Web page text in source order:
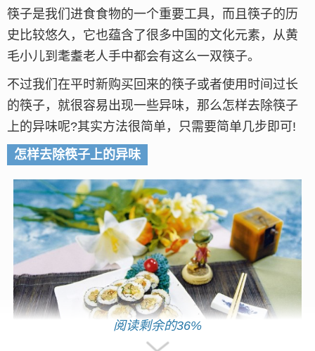
筷子是我们进食食物的一个重要工具，而且筷子的历
史比较悠久，它也蕴含了很多中国的文化元素，从黄
毛小儿到耄耋老人手中都会有这么一双筷子。
不过我们在平时新购买回来的筷子或者使用时间过长
的筷子，就很容易出现一些异味，那么怎样去除筷子
上的异味呢?其实方法很简单，只需要简单几步即可!
怎样去除筷子上的异味
阅读剩余的36%